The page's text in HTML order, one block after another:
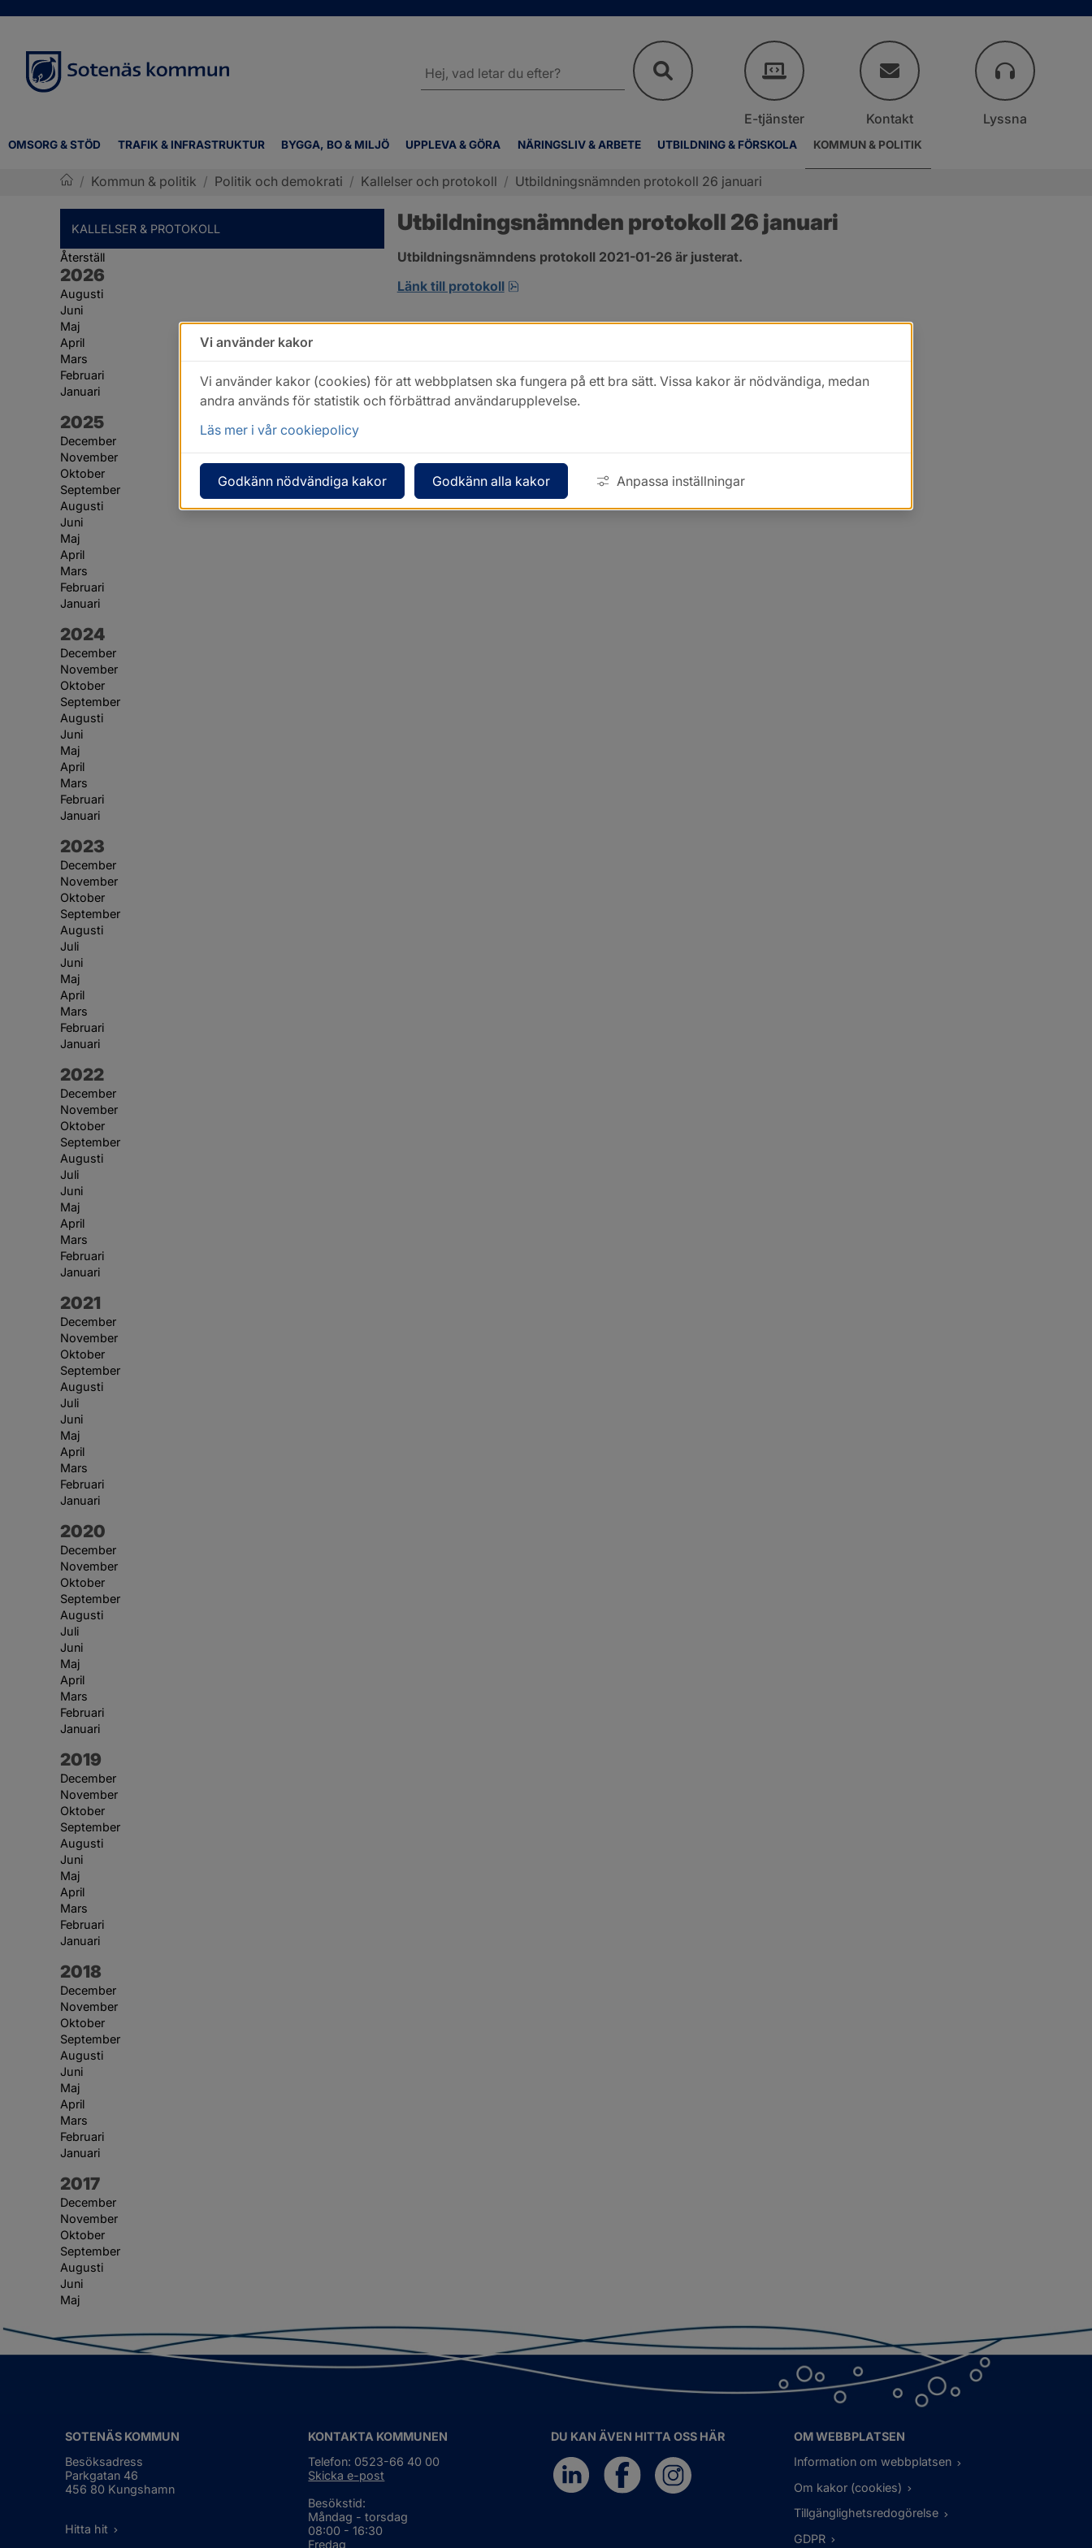
OMSORG & STÖD TRAFIK & INFRASTRUKTUR BYGGA, BO & MILJÖ UPPLEVA & GÖRA NÄRINGSLIV & ARBETE UTBILDNING & FÖRSKOLA KOMMUN & POLITIK
webbplatsen
E-tjänster Kontakt Lyssna
/ Kommun & politik / Politik och demokrati / Kallelser och protokoll / Utbildningsnämnden protokoll 26 januari
KALLELSER & PROTOKOLL
Återställ
År:
2026
Augusti
Juni
Maj
April
Mars
Februari
Januari
År:
2025
December
November
Oktober
September
Augusti
Juni
Maj
April
Mars
Februari
Januari
År:
2024
December
November
Oktober
September
Augusti
Juni
Maj
April
Mars
Februari
Januari
År:
2023
December
November
Oktober
September
Augusti
Juli
Juni
Maj
April
Mars
Februari
Januari
År:
2022
December
November
Oktober
September
Augusti
Juli
Juni
Maj
April
Mars
Februari
Januari
År:
2021
December
November
Oktober
September
Augusti
Juli
Juni
Maj
April
Mars
Februari
Januari
År:
2020
December
November
Oktober
September
Augusti
Juli
Juni
Maj
April
Mars
Februari
Januari
År:
2019
December
November
Oktober
September
Augusti
Juni
Maj
April
Mars
Februari
Januari
År:
2018
December
November
Oktober
September
Augusti
Juni
Maj
April
Mars
Februari
Januari
År:
2017
December
November
Oktober
September
Augusti
Juni
Maj
Utbildningsnämnden protokoll 26 januari
Utbildningsnämndens protokoll 2021-01-26 är justerat.
Länk till protokoll
pdf, 229.9 kB, öppnas i nytt fönster.
SOTENÄS KOMMUN
Besöksadress
Parkgatan 46
456 80 Kungshamn
Hitta hit
KONTAKTA KOMMUNEN
Telefon: 0523-66 40 00
Skicka e-post
Besökstid:
Måndag - torsdag
08:00 - 16:30
Fredag
DU KAN ÄVEN HITTA OSS HÄR
OM WEBBPLATSEN
Information om webbplatsen
Om kakor (cookies)
Tillgänglighetsredogörelse
GDPR
Vi använder kakor
Vi använder kakor (cookies) för att webbplatsen ska fungera på ett bra sätt. Vissa kakor är nödvändiga, medan
andra används för statistik och förbättrad användarupplevelse.
Läs mer i vår cookiepolicy
Godkänn nödvändiga kakor Godkänn alla kakor Anpassa inställningar